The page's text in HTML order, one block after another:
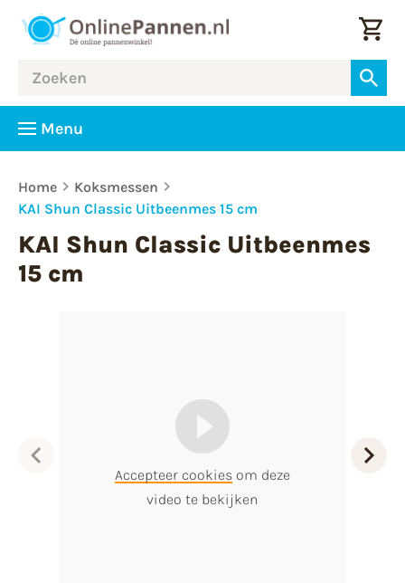
Menu
Home
Koksmessen
KAI Shun Classic Uitbeenmes 15 cm
KAI Shun Classic Uitbeenmes
15 cm
Accepteer cookies om deze
video te bekijken